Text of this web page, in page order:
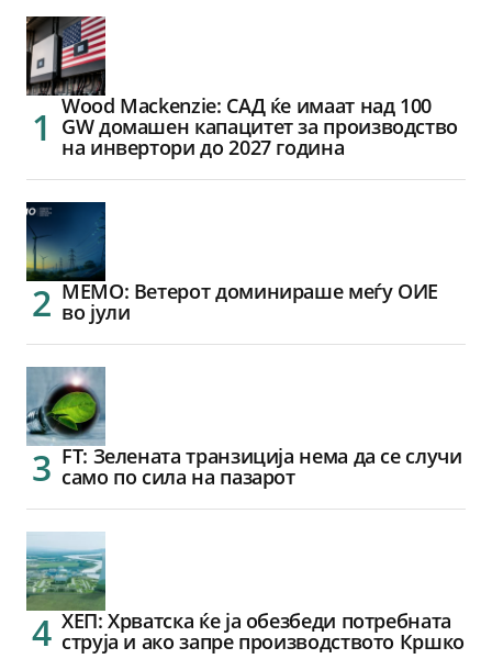
Wood Mackenzie: САД ќе имаат над 100
GW домашен капацитет за производство
на инвертори до 2027 година
МЕМО: Ветерот доминираше меѓу ОИЕ
во јули
FT: Зелената транзиција нема да се случи
само по сила на пазарот
ХЕП: Хрватска ќе ја обезбеди потребната
струја и ако запре производството Кршко